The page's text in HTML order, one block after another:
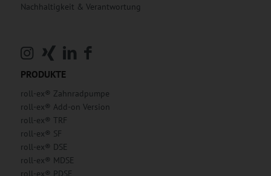
Nachhaltigkeit & Verantwortung
PRODUKTE
roll-ex® Zahnradpumpe
roll-ex® Add-on Version
roll-ex® TRF
roll-ex® SF
roll-ex® DSE
roll-ex® MDSE
roll-ex® PDSE